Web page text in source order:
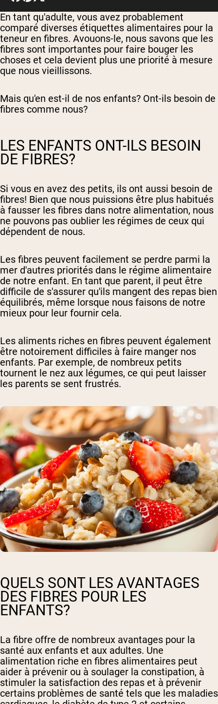
En tant qu'adulte, vous avez probablement
comparé diverses étiquettes alimentaires pour la
teneur en fibres. Avouons-le, nous savons que les
fibres sont importantes pour faire bouger les
choses et cela devient plus une priorité à mesure
que nous vieillissons.
Mais qu'en est-il de nos enfants? Ont-ils besoin de
fibres comme nous?
LES ENFANTS ONT-ILS BESOIN
DE FIBRES?
Si vous en avez des petits, ils ont aussi besoin de
fibres! Bien que nous puissions être plus habitués
à fausser les fibres dans notre alimentation, nous
ne pouvons pas oublier les régimes de ceux qui
dépendent de nous.
Les fibres peuvent facilement se perdre parmi la
mer d'autres priorités dans le régime alimentaire
de notre enfant. En tant que parent, il peut être
difficile de s'assurer qu'ils mangent des repas bien
équilibrés, même lorsque nous faisons de notre
mieux pour leur fournir cela.
Les aliments riches en fibres peuvent également
être notoirement difficiles à faire manger nos
enfants. Par exemple, de nombreux petits
tournent le nez aux légumes, ce qui peut laisser
les parents se sent frustrés.
QUELS SONT LES AVANTAGES
DES FIBRES POUR LES
ENFANTS?
La fibre offre de nombreux avantages pour la
santé aux enfants et aux adultes. Une
alimentation riche en fibres alimentaires peut
aider à prévenir ou à soulager la constipation, à
stimuler la satisfaction des repas et à prévenir
certains problèmes de santé tels que les maladies